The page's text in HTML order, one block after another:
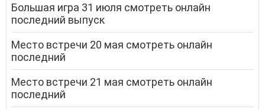
Большая игра 31 июля смотреть онлайн
последний выпуск
Место встречи 20 мая смотреть онлайн
последний
Место встречи 21 мая смотреть онлайн
последний